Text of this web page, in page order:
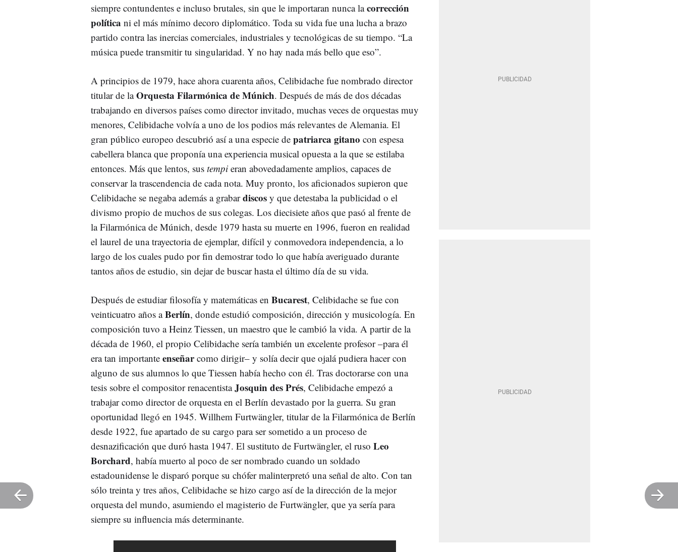
siempre contundentes e incluso brutales, sin que le importaran nunca lacorrección
política ni el más mínimo decoro diplomático. Toda su vida fue una lucha a brazo
partido contra las inercias comerciales, industriales y tecnológicas de su tiempo. “La
música puede transmitir tu singularidad. Y no hay nada más bello que eso”.
A principios de 1979, hace ahora cuarenta años, Celibidache fue nombrado director
titular de laOrquesta Filarmónica de Múnich. Después de más de dos décadas
trabajando en diversos países como director invitado, muchas veces de orquestas muy
menores, Celibidache volvía a uno de los podios más relevantes de Alemania. El
gran público europeo descubrió así a una especie de patriarca gitano con espesa
cabellera blanca que proponía una experiencia musical opuesta a la que se estilaba
entonces. Más que lentos, sus tempi eran abovedadamente amplios, capaces de
conservar la trascendencia de cada nota. Muy pronto, los aficionados supieron que
Celibidache se negaba además a grabardiscos y que detestaba la publicidad o el
divismo propio de muchos de sus colegas. Los diecisiete años que pasó al frente de
la Filarmónica de Múnich, desde 1979 hasta su muerte en 1996, fueron en realidad
el laurel de una trayectoria de ejemplar, difícil y conmovedora independencia, a lo
largo de los cuales pudo por fin demostrar todo lo que había averiguado durante
tantos años de estudio, sin dejar de buscar hasta el último día de su vida.
Después de estudiar filosofía y matemáticas en Bucarest, Celibidache se fue con
veinticuatro años aBerlín, donde estudió composición, dirección y musicología. En
composición tuvo a Heinz Tiessen, un maestro que le cambió la vida. A partir de la
década de 1960, el propio Celibidache sería también un excelente profesor –para él
era tan importante enseñarcomo dirigir– y solía decir que ojalá pudiera hacer con
alguno de sus alumnos lo que Tiessen había hecho con él. Tras doctorarse con una
tesis sobre el compositor renacentistaJosquin des Prés, Celibidache empezó a
trabajar como director de orquesta en el Berlín devastado por la guerra. Su gran
oportunidad llegó en 1945. Willhem Furtwängler, titular de la Filarmónica de Berlín
desde 1922, fue apartado de su cargo para ser sometido a un proceso de
desnazificación que duró hasta 1947. El sustituto de Furtwängler, el ruso Leo
Borchard, había muerto al poco de ser nombrado cuando un soldado
estadounidense le disparó porque su chófer malinterpretó una señal de alto. Con tan
sólo treinta y tres años, Celibidache se hizo cargo así de la dirección de la mejor
orquesta del mundo, asumiendo el magisterio de Furtwängler, que ya sería para
siempre su influencia más determinante.